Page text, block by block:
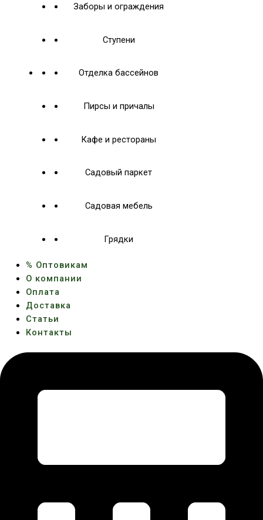
Заборы и ограждения
Ступени
Отделка бассейнов
Пирсы и причалы
Кафе и рестораны
Садовый паркет
Садовая мебель
Грядки
% Оптовикам
О компании
Оплата
Доставка
Статьи
Контакты